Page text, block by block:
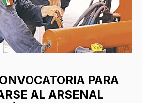
PARA
AL ARSENAL